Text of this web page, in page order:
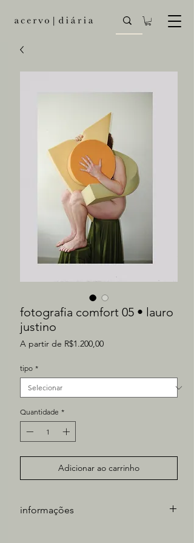
fotografia comfort 05 • lauro
justino
A partir de R$1.200,00Preço
tipo *
Quantidade *
Adicionar ao carrinho
informações